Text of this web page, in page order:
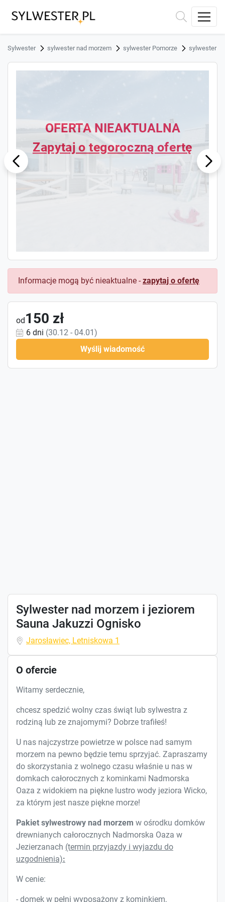
Sylwester sylwester nad morzem sylwester Pomorze sylwester
Previ
ous
OFERTA NIEAKTUALNA
Zapytaj o tegoroczną ofertę
Next
Informacje mogą być nieaktualne - zapytaj o ofertę
od150 zł
6 dni (30.12 - 04.01)
Wyślij wiadomość
Sylwester nad morzem i jeziorem
Sauna Jakuzzi Ognisko
Jarosławiec, Letniskowa 1
O ofercie
Witamy serdecznie,
chcesz spedzić wolny czas świąt lub sylwestra z
rodziną lub ze znajomymi? Dobrze trafiłeś!
U nas najczystrze powietrze w polsce nad samym
morzem na pewno będzie temu sprzyjać. Zapraszamy
do skorzystania z wolnego czasu właśnie u nas w
domkach całorocznych z kominkami Nadmorska
Oaza z widokiem na piękne lustro wody jeziora Wicko,
za którym jest nasze piękne morze!
Pakiet sylwestrowy nad morzem w ośrodku domków
drewnianych całorocznych Nadmorska Oaza w
Jezierzanach (termin przyjazdy i wyjazdu do
uzgodnienia):
W cenie:
- domek w pełni wyposażony z kominkiem,